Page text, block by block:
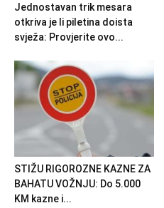
Jednostavan trik mesara
otkriva je li piletina doista
svježa: Provjerite ovo...
STIŽU RIGOROZNE KAZNE ZA
BAHATU VOŽNJU: Do 5.000
KM kazne i...